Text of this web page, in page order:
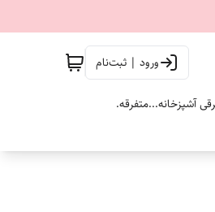
ورود | ثبت‌نام
آشپزخانه...متفرقه.